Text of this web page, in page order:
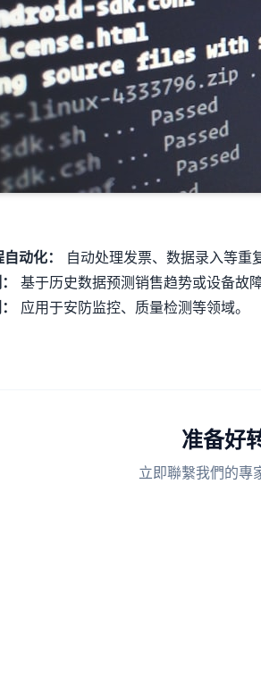
动化：
自动处理发票、数据录入等重
基于历史数据预测销售趋势或设备故障
应用于安防监控、质量检测等领域。
准备好
立即聯繫我們的專